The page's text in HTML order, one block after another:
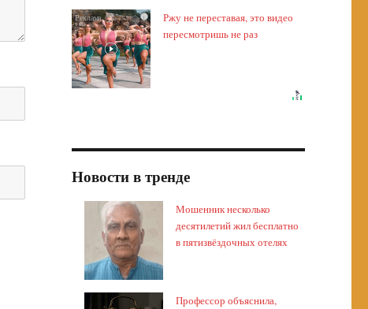
i
Ржу не переставая, это видео
пересмотришь не раз
Новости в тренде
Мошенник несколько
десятилетий жил бесплатно
в пятизвёздочных отелях
Профессор объяснила,